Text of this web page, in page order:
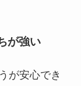
が強い
が安心でき